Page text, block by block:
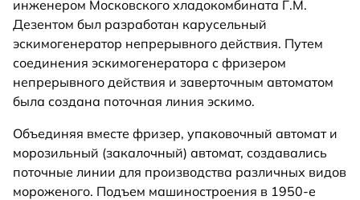
инженером Московского хладокомбината Г.М.
Дезентом был разработан карусельный
эскимогенератор непрерывного действия. Путем
соединения эскимогенератора с фризером
непрерывного действия и заверточным автоматом
была создана поточная линия эскимо.
Объединяя вместе фризер, упаковочный автомат и
морозильный (закалочный) автомат, создавались
поточные линии для производства различных видов
мороженого. Подъем машиностроения в 1950-е